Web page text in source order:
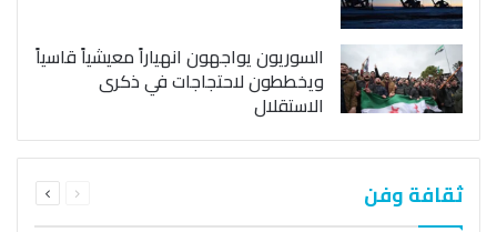
السوريون يواجهون انهياراً معيشياً قاسياً
ويخططون لاحتجاجات في ذكرى
الاستقلال
ثقافة وفن الصفحةالصفحة